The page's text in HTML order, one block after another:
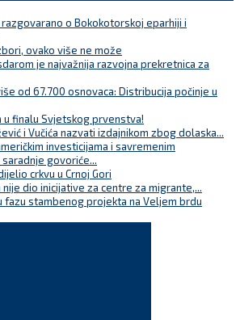
o Bokokotorskoj eparhiji i
ovako više ne može
je najvažnija razvojna prekretnica za
od 67.700 osnovaca: Distribucija počinje u
u finalu Svjetskog prvenstva!
i Vučića nazvati izdajnikom zbog dolaska...
investicijama i savremenim
govoriće...
crkvu u Crnoj Gori
nije dio inicijative za centre za migrante,...
fazu stambenog projekta na Veljem brdu